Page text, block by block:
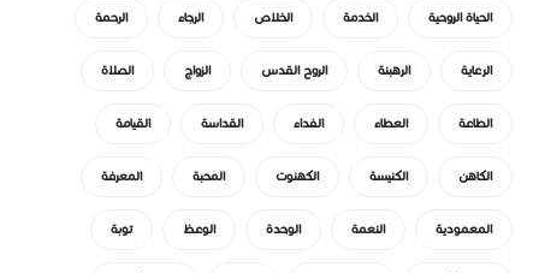
الحياة الروحية الخدمة الخلاص الرجاء الرحمة
الرعاية الرهبنة الروح القدس الزواج الصلاة
الطاعة العطاء الفداء القداسة القيامة
الكاهن الكنيسة الكهنوت المحبة المعرفة
المعمودية النعمة الوحدة الوعظ توبة